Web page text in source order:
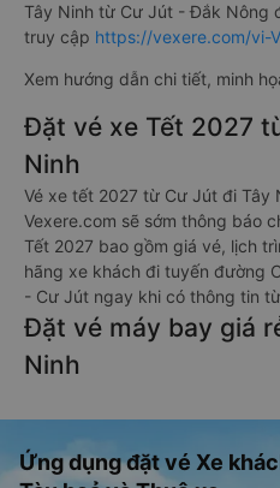
Tây Ninh từ Cư Jút - Đắk Nông
truy cập https://vexere.com/vi-
Xem hướng dẫn chi tiết, minh
Đặt vé xe Tết 2027
Ninh
Vé xe tết 2027 từ Cư Jút đi Tây
Vexere.com sẽ sớm thông báo
Tết 2027 bao gồm giá vé, lịch
hãng xe khách đi tuyến đường
- Cư Jút ngay khi có thông tin
Đặt vé máy bay giá
Ninh
Ứng dụng đặt vé Xe